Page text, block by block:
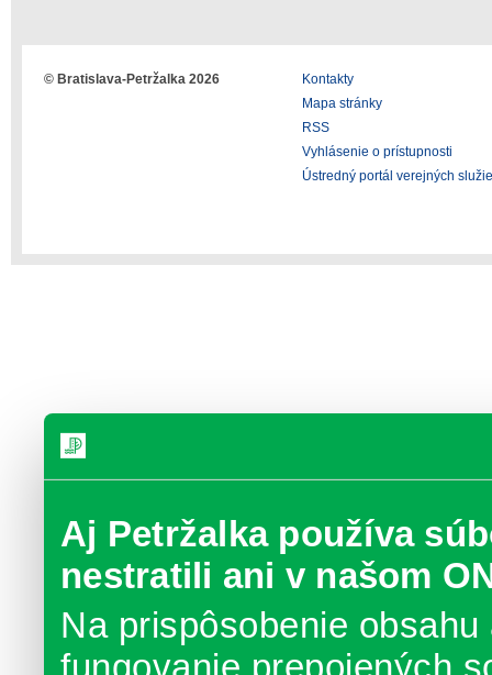
Aj Petržalka používa
nestratili ani v našom
Na prispôsobenie
© Bratislava-Petržalka 2026
Kontakty
Mapa stránky
RSS
Vyhlásenie o prístupnosti
Ústredný portál verejných